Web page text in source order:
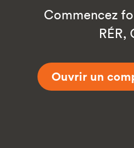
Commencez
RÉR,
Ouvrir un